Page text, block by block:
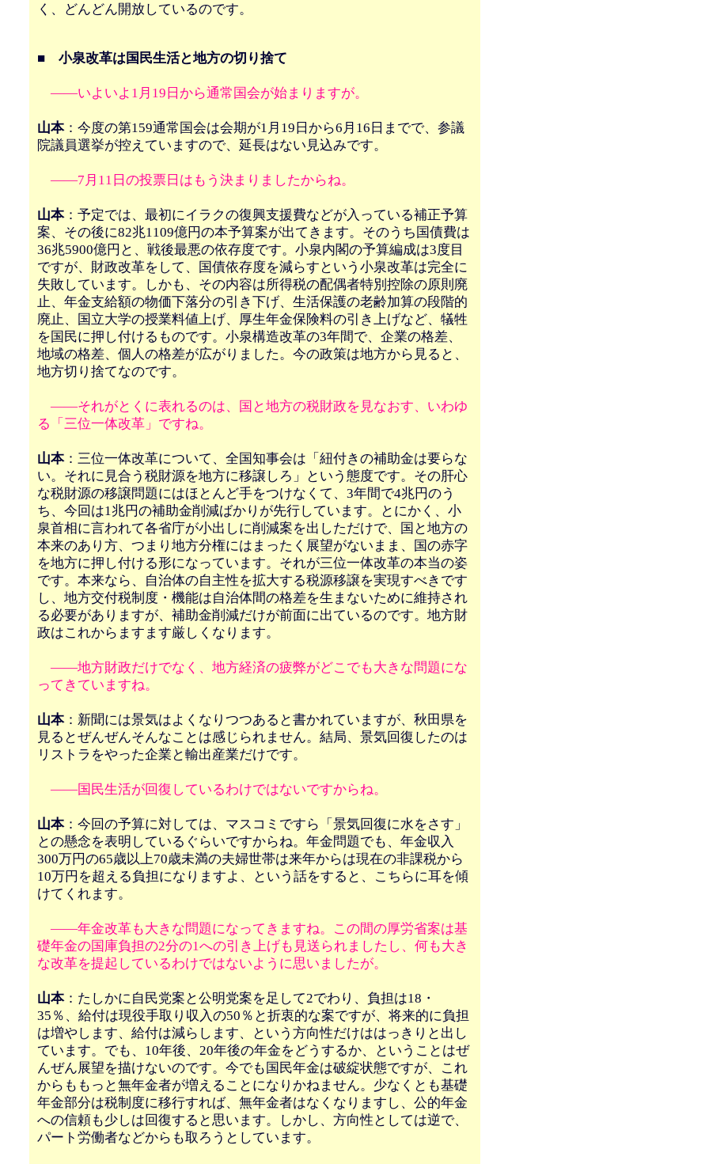
く、どんどん開放しているのです。
■ 小泉改革は国民生活と地方の切り捨て
――いよいよ1月19日から通常国会が始まりますが。
山本：今度の第159通常国会は会期が1月19日から6月16日までで、参議
院議員選挙が控えていますので、延長はない見込みです。
――7月11日の投票日はもう決まりましたからね。
山本：予定では、最初にイラクの復興支援費などが入っている補正予算
案、その後に82兆1109億円の本予算案が出てきます。そのうち国債費は
36兆5900億円と、戦後最悪の依存度です。小泉内閣の予算編成は3度目
ですが、財政改革をして、国債依存度を減らすという小泉改革は完全に
失敗しています。しかも、その内容は所得税の配偶者特別控除の原則廃
止、年金支給額の物価下落分の引き下げ、生活保護の老齢加算の段階的
廃止、国立大学の授業料値上げ、厚生年金保険料の引き上げなど、犠牲
を国民に押し付けるものです。小泉構造改革の3年間で、企業の格差、
地域の格差、個人の格差が広がりました。今の政策は地方から見ると、
地方切り捨てなのです。
――それがとくに表れるのは、国と地方の税財政を見なおす、いわゆ
る「三位一体改革」ですね。
山本：三位一体改革について、全国知事会は「紐付きの補助金は要らな
い。それに見合う税財源を地方に移譲しろ」という態度です。その肝心
な税財源の移譲問題にはほとんど手をつけなくて、3年間で4兆円のう
ち、今回は1兆円の補助金削減ばかりが先行しています。とにかく、小
泉首相に言われて各省庁が小出しに削減案を出しただけで、国と地方の
本来のあり方、つまり地方分権にはまったく展望がないまま、国の赤字
を地方に押し付ける形になっています。それが三位一体改革の本当の姿
です。本来なら、自治体の自主性を拡大する税源移譲を実現すべきです
し、地方交付税制度・機能は自治体間の格差を生まないために維持され
る必要がありますが、補助金削減だけが前面に出ているのです。地方財
政はこれからますます厳しくなります。
――地方財政だけでなく、地方経済の疲弊がどこでも大きな問題にな
ってきていますね。
山本：新聞には景気はよくなりつつあると書かれていますが、秋田県を
見るとぜんぜんそんなことは感じられません。結局、景気回復したのは
リストラをやった企業と輸出産業だけです。
――国民生活が回復しているわけではないですからね。
山本：今回の予算に対しては、マスコミですら「景気回復に水をさす」
との懸念を表明しているぐらいですからね。年金問題でも、年金収入
300万円の65歳以上70歳未満の夫婦世帯は来年からは現在の非課税から
10万円を超える負担になりますよ、という話をすると、こちらに耳を傾
けてくれます。
――年金改革も大きな問題になってきますね。この間の厚労省案は基
礎年金の国庫負担の2分の1への引き上げも見送られましたし、何も大き
な改革を提起しているわけではないように思いましたが。
山本：たしかに自民党案と公明党案を足して2でわり、負担は18・
35％、給付は現役手取り収入の50％と折衷的な案ですが、将来的に負担
は増やします、給付は減らします、という方向性だけははっきりと出し
ています。でも、10年後、20年後の年金をどうするか、ということはぜ
んぜん展望を描けないのです。今でも国民年金は破綻状態ですが、これ
からももっと無年金者が増えることになりかねません。少なくとも基礎
年金部分は税制度に移行すれば、無年金者はなくなりますし、公的年金
への信頼も少しは回復すると思います。しかし、方向性としては逆で、
パート労働者などからも取ろうとしています。